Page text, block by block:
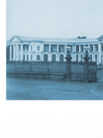
Staff
Information
Government
Orders